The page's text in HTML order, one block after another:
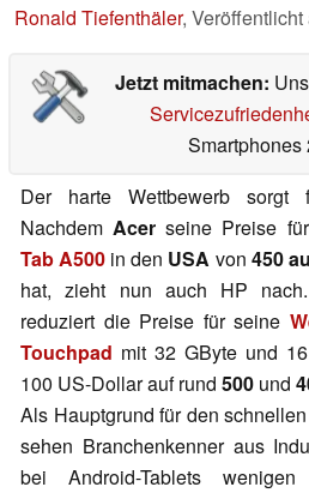
Ronald Tiefenthäler, Veröffentlicht
Jetzt mitmachen:
Smartphones
Der harte Wettbewerb sorgt
NachdemAcer seine Preise
Tab A500 in den USA von 450
hat, zieht nun auch HP
reduziert die Preise für seine
Touchpad mit 32 GByte und
100 US-Dollar auf rund 500 und
Als Hauptgrund für den schnellen
sehen Branchenkenner aus
bei Android-Tablets